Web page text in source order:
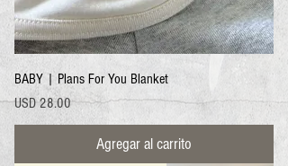
BABY | Plans For You Blanket
Precio
USD 28.00
Agregar al carrito